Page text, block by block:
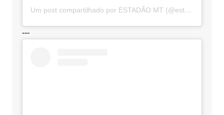
Um post compartilhado por ESTADÃO MT (@estadaomt)
---